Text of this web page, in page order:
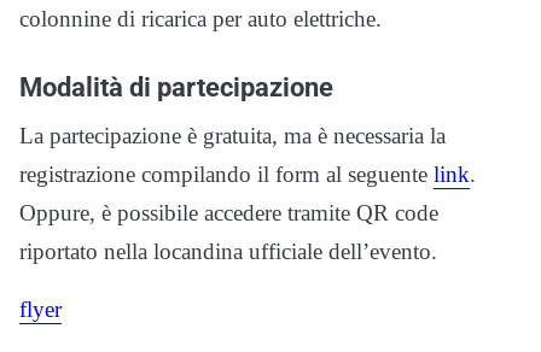
colonnine di ricarica per auto elettriche.
Modalità di partecipazione
La partecipazione è gratuita, ma è necessaria la
registrazione compilando il form al seguente link.
Oppure, è possibile accedere tramite QR code
riportato nella locandina ufficiale dell’evento.
flyer